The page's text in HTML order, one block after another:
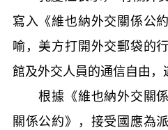
寫入《維也納外交關係公
喻，美方打開外交郵袋的
館及外交人員的通信自由，
根據《維也納外交關係
關係公約》，接受國應為